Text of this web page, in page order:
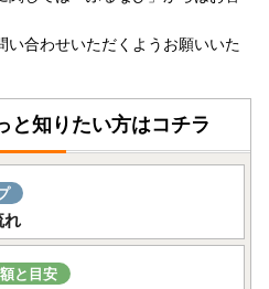
い合わせいただくようお願いいた
と知りたい方はコチラ
れ
と目安